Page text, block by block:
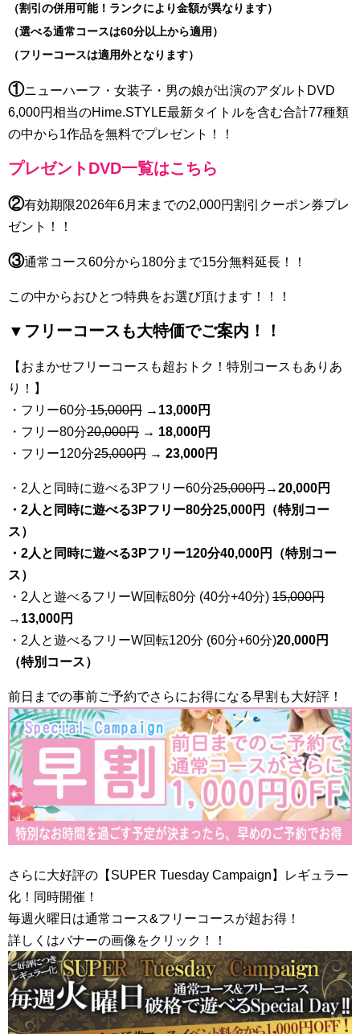
（割引の併用可能！ランクにより金額が異なります）
（選べる通常コースは60分以上から適用）
（フリーコースは適用外となります）
①ニューハーフ・女装子・男の娘が出演のアダルトDVD
6,000円相当のHime.STYLE最新タイトルを含む合計77種類
の中から1作品を無料でプレゼント！！
プレゼントDVD一覧はこちら
②有効期限2026年6月末までの2,000円割引クーポン券プレ
ゼント！！
③通常コース60分から180分まで15分無料延長！！
この中からおひとつ特典をお選び頂けます！！！
▼フリーコースも大特価でご案内！！
【おまかせフリーコースも超おトク！特別コースもありあ
り！】
・フリー60分15,000円 → 13,000円
・フリー80分20,000円 → 18,000円
・フリー120分25,000円 → 23,000円
・2人と同時に遊べる3Pフリー60分25,000円→20,000円
・2人と同時に遊べる3Pフリー80分25,000円（特別コー
ス）
・2人と同時に遊べる3Pフリー120分40,000円（特別コー
ス）
・2人と遊べるフリーW回転80分 (40分+40分) 15,000円
→ 13,000円
・2人と遊べるフリーW回転120分 (60分+60分)20,000円
（特別コース）
前日までの事前ご予約でさらにお得になる早割も大好評！
さらに大好評の【SUPER Tuesday Campaign】レギュラー
化！同時開催！
毎週火曜日は通常コース&フリーコースが超お得！
詳しくはバナーの画像をクリック！！